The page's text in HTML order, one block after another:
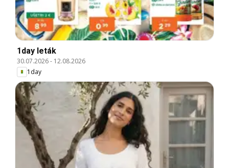
1day leták
30.07.2026- 12.08.2026
1day